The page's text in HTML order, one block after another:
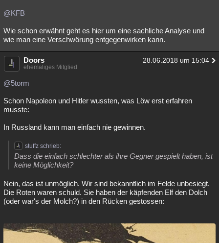
@KFB
Wie schon erwähnt geht es hier um eine sachliche Analyse und
wie man eine Verschwörung entgegenwirken kann.
Doors 28.06.2018 um 15:04
ehemaliges Mitglied
@5torm
Schon Napoleon und Hitler wussten, was Löw erst erfahren
musste:
In Russland kann man einfach nie gewinnen.
stuffz schrieb:
Dass die einfach schlechter als ihre Gegner gespielt haben, ist
keine Möglichkeit?
Nein, das ist unmöglich. Wir sind bekanntlich im Felde unbesiegt.
Die Roten waren schuld. Sie haben der käpfenden Elf den Dolch
(oder war's der Molch?) in den Rücken gestossen: